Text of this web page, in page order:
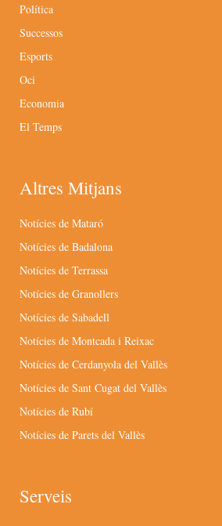
Política
Successos
Esports
Oci
Economia
El Temps
Altres Mitjans
Notícies de Mataró
Notícies de Badalona
Notícies de Terrassa
Notícies de Granollers
Notícies de Sabadell
Notícies de Montcada i Reixac
Notícies de Cerdanyola del Vallès
Notícies de Sant Cugat del Vallès
Notícies de Rubí
Notícies de Parets del Vallès
Serveis